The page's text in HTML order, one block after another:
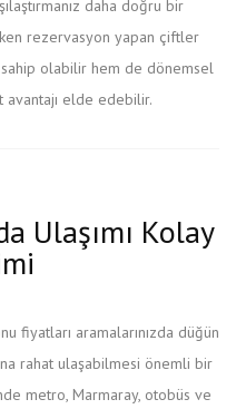
daha doğru bir
rezervasyon yapan çiftler
olabilir hem de dönemsel
avantajı elde edebilir.
Ulaşımı Kolay
fiyatları aramalarınızda düğün
rahat ulaşabilmesi önemli bir
metro, Marmaray, otobüs ve